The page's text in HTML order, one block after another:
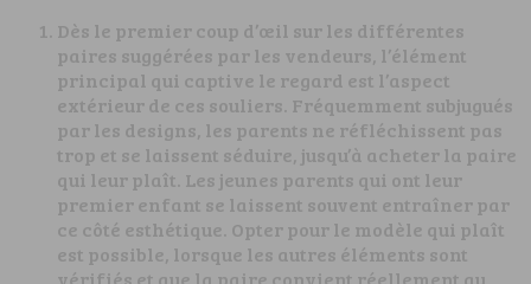
Dès le premier coup d’œil sur les différentes
paires suggérées par les vendeurs, l’élément
principal qui captive le regard est l’aspect
extérieur de ces souliers. Fréquemment subjugués
par les designs, les parents ne réfléchissent pas
trop et se laissent séduire, jusqu’à acheter la paire
qui leur plaît. Les jeunes parents qui ont leur
premier enfant se laissent souvent entraîner par
ce côté esthétique. Opter pour le modèle qui plaît
est possible, lorsque les autres éléments sont
vérifiés et que la paire convient réellement au